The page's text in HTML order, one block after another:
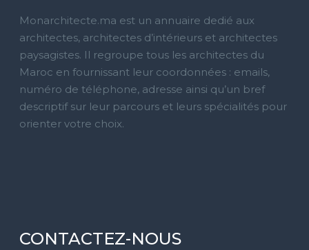
Monarchitecte.ma est un annuaire dedié aux
architectes, architectes d’intérieurs et architectes
paysagistes. Il regroupe tous les architectes du
Maroc en fournissant leur coordonnées : emails,
numéro de téléphone, adresse ainsi qu’un bref
descriptif sur leur parcours et leurs spécialités pour
orienter votre choix.
CONTACTEZ-NOUS